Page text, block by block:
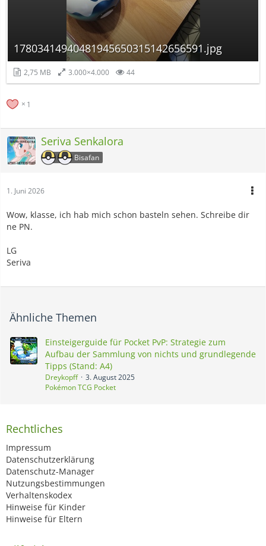
17803414940481945650315142656591.jpg
2,75 MB 3.000×4.000 44
1
Seriva Senkalora
Bisafan
1. Juni 2026
Wow, klasse, ich hab mich schon basteln sehen. Schreibe dir
ne PN.
LG
Seriva
Ähnliche Themen
Einsteigerguide für Pocket PvP: Strategie zum
Aufbau der Sammlung von nichts und grundlegende
Tipps (Stand: A4)
Dreykopff
3. August 2025
Pokémon TCG Pocket
Rechtliches
Impressum
Datenschutzerklärung
Datenschutz-Manager
Nutzungsbestimmungen
Verhaltenskodex
Hinweise für Kinder
Hinweise für Eltern